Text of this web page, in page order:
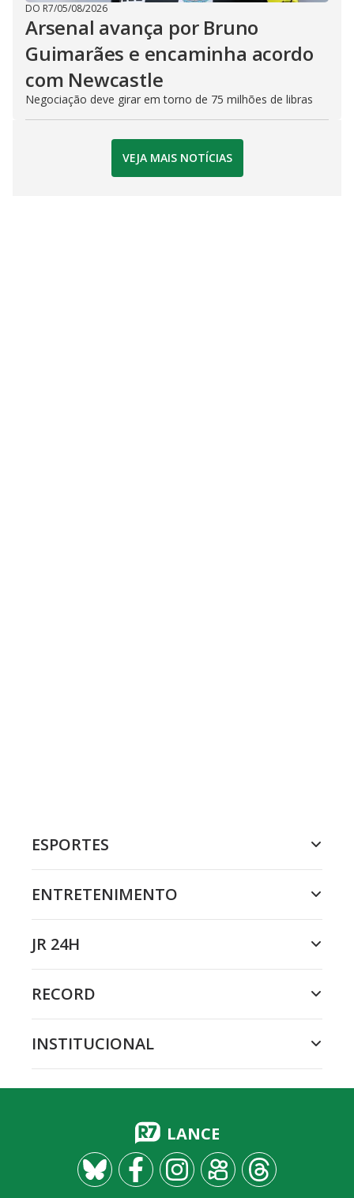
DO R7/05/08/2026
Arsenal avança por Bruno
Guimarães e encaminha acordo
com Newcastle
Negociação deve girar em torno de 75 milhões de libras
VEJA MAIS NOTÍCIAS
ESPORTES
ENTRETENIMENTO
JR 24H
RECORD
INSTITUCIONAL
LANCE